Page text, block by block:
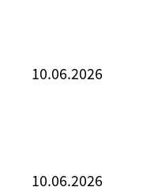
10.06.2026
10.06.2026